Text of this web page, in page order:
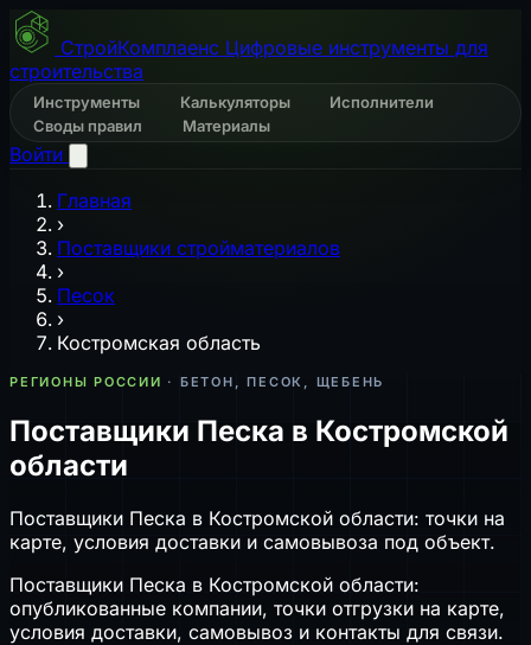
СтройКомплаенс Цифровые инструменты для
строительства
Инструменты Калькуляторы
Исполнители
Своды правил
Материалы
Войти
Главная
›
Поставщики стройматериалов
›
Песок
›
Костромская область
РЕГИОНЫ РОССИИ · БЕТОН, ПЕСОК, ЩЕБЕНЬ
Поставщики Песка в Костромской
области
Поставщики Песка в Костромской области: точки на
карте, условия доставки и самовывоза под объект.
Поставщики Песка в Костромской области:
опубликованные компании, точки отгрузки на карте,
условия доставки, самовывоз и контакты для связи.